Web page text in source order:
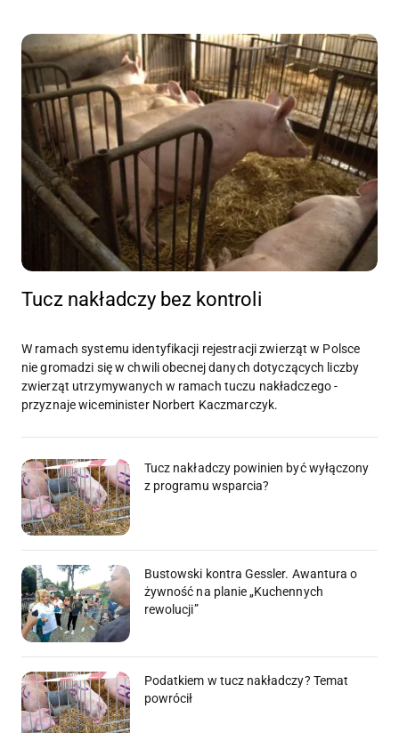
Tucz nakładczy bez kontroli
W ramach systemu identyfikacji rejestracji zwierząt w Polsce
nie gromadzi się w chwili obecnej danych dotyczących liczby
zwierząt utrzymywanych w ramach tuczu nakładczego -
przyznaje wiceminister Norbert Kaczmarczyk.
Tucz nakładczy powinien być wyłączony
z programu wsparcia?
Bustowski kontra Gessler. Awantura o
żywność na planie „Kuchennych
rewolucji”
Podatkiem w tucz nakładczy? Temat
powrócił